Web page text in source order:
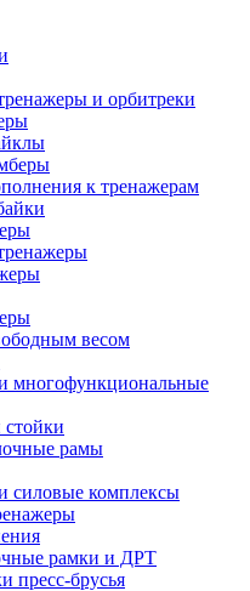
и орбитреки
к тренажерам
весом
многофункциональные
рамы
силовые комплексы
рамки и ДРТ
пресс-брусья